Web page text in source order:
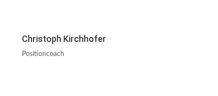
Christoph Kirchhofer
Positioncoach